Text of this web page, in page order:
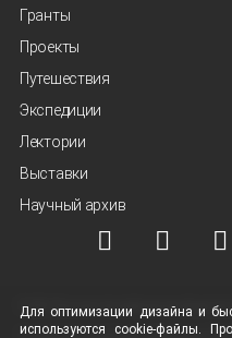
Гранты
Проекты
Путешествия
Экспедиции
Лектории
Выставки
Научный архив
© ВОО "Русское географическое
Условия использования материалов
Для оптимизации дизайна и
используются cookie-файлы.